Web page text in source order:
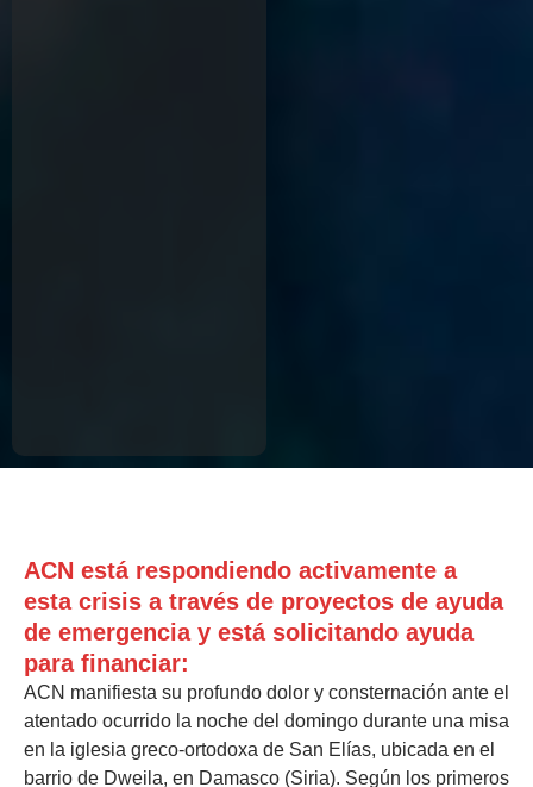
ACN está respondiendo activamente a
esta crisis a través de proyectos de ayuda
de emergencia y está solicitando ayuda
para financiar:
ACN manifiesta su profundo dolor y consternación ante el
atentado ocurrido la noche del domingo durante una misa
en la iglesia greco-ortodoxa de San Elías, ubicada en el
barrio de Dweila, en Damasco (Siria). Según los primeros